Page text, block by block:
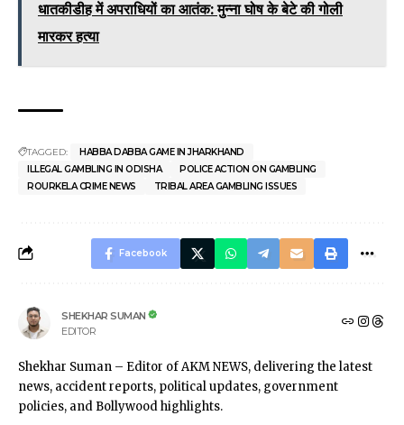
धातकीडीह में अपराधियों का आतंक: मुन्ना घोष के बेटे की गोली
मारकर हत्या
TAGGED:
HABBA DABBA GAME IN JHARKHAND
ILLEGAL GAMBLING IN ODISHA
POLICE ACTION ON GAMBLING
ROURKELA CRIME NEWS
TRIBAL AREA GAMBLING ISSUES
Facebook
SHEKHAR SUMAN
EDITOR
Shekhar Suman – Editor of AKM NEWS, delivering the latest
news, accident reports, political updates, government
policies, and Bollywood highlights.